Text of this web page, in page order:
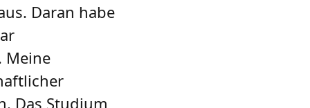
Daran habe
Meine
Das Studium